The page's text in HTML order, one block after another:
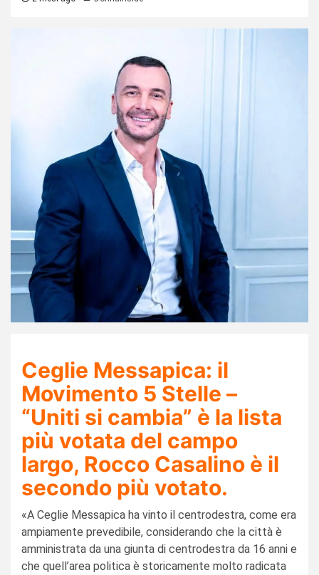
Ceglie Messapica: il
Movimento 5 Stelle –
“Uniti si cambia” è la lista
più votata del campo
largo, Rocco Casalino è il
secondo più votato.
«A Ceglie Messapica ha vinto il centrodestra, come era
ampiamente prevedibile, considerando che la città è
amministrata da una giunta di centrodestra da 16 anni e
che quell’area politica è storicamente molto radicata